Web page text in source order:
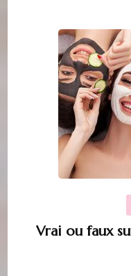
Vrai ou faux